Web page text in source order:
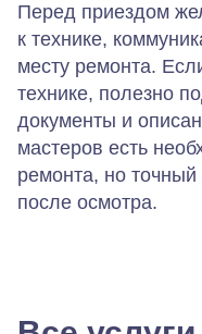
Перед приездом
к технике,
месту ремонта.
технике, полезно
документы и
мастеров есть
ремонта, но точный
после осмотра.